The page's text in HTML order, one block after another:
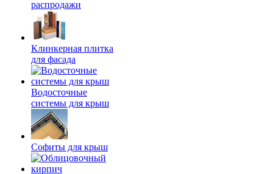
распродажи
Клинкерная плитка
для фасада
Водосточные
системы для крыш
Софиты для крыш